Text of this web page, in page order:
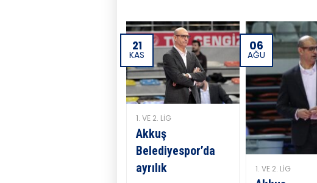
21
KAS
1. VE 2. LIG
Akkuş
Belediyespor’da
ayrılık
06
AĞU
1. VE 2. LIG